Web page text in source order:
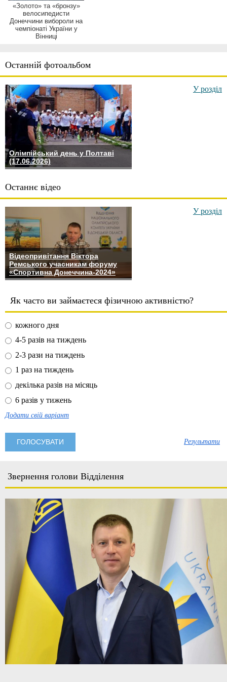
Останній фотоальбом
Олімпійський день у Полтаві
(17.06.2026)
У розділ
Останнє відео
Відеопривітання Віктора
Ремського учасникам форуму
«Спортивна Донеччина-2024»
У розділ
Як часто ви займаєтеся фізичною активністю?
кожного дня
4-5 разів на тиждень
2-3 рази на тиждень
1 раз на тиждень
декілька разів на місяць
6 разів у тижень
Додати свій варіант
Результати
Звернення голови Відділення
«Золото» та «бронзу»
велосипедисти
Донеччини вибороли на
чемпіонаті України у
Вінниці